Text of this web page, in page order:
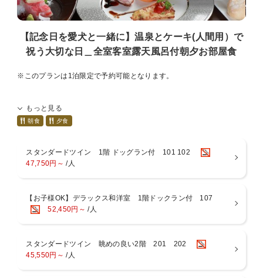
当館ではお子様とご宿泊いただけるお部屋が限られております。
お子様が同伴される場合、1階和洋室のお部屋をお選びくださいま
【入湯税について】
改正後：一律300円「12歳以上（中学生）のお客様」
【愛犬と泊まれる宿】【犬宿】【ペットと泊まれる宿】
【夕食・朝食共にお部屋食】
【記念日を愛犬と一緒に】温泉とケーキ(人間用）で
祝う大切な日＿全室客室露天風呂付朝夕お部屋食
※このプランは1泊限定で予約可能となります。
全室に露天風呂を完備したお部屋で癒しのひとときをお楽しみいただ
けます。
ケーキのメッセージには、お客様の気持ちを込めた言葉をお届けでき
ますので、大切な人や愛犬への感謝の気持ちやお祝いの言葉を伝えて
【特典】生クリームホールケーキ／4号サイズ
※絵文字の使用は不可です。
※人間用のケーキとなります。
もっと見る
朝食 夕食
スタンダードツイン 1階 ドッグラン付 101 102
47,750円～ /人
【お子様OK】デラックス和洋室 1階ドックラン付 107
52,450円～ /人
スタンダードツイン 眺めの良い2階 201 202
45,550円～ /人